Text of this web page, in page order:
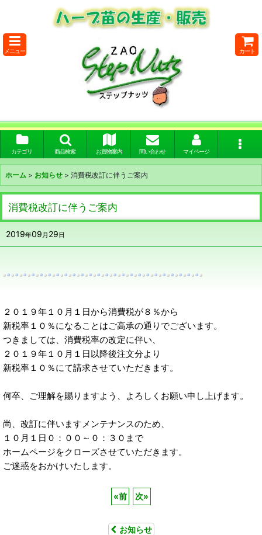
メニュー カート
カテゴリ 商品検索 お買物案内 問い合わせ マイページ
ホーム > お知らせ > 消費税改訂に伴うご案内
消費税改訂に伴うご案内
2019年09 月 29 日
２０１９年１０月１日から消費税が８％から
新税率１０％になることはご高承の通りでございます。
つきましては、消費税率の改定に伴い、
２０１９年１０月１日以降後注文分より
新税率１０％にて請求させていただきます。
何卒、ご理解を賜りますよう、よろしくお願い申し上げます。
尚、改訂に伴いますメンテナンスのため、
１０月１日０：００～０：３０まで
ホームページをクローズさせていただきます。
ご迷惑をおかけいたします。
«前 次»
お知らせ